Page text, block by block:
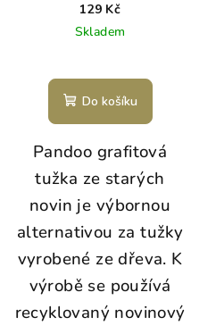
129 Kč
Skladem
Do košíku
Pandoo grafitová
tužka ze starých
novin je výbornou
alternativou za tužky
vyrobené ze dřeva. K
výrobě se používá
recyklovaný novinový